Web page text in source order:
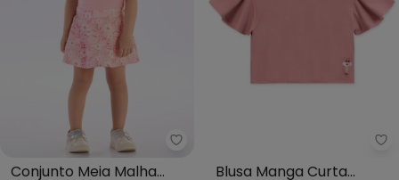
Pulla Bulla - Conjunto Meia
Conjunto Meia Malha
Blusa Manga Curta